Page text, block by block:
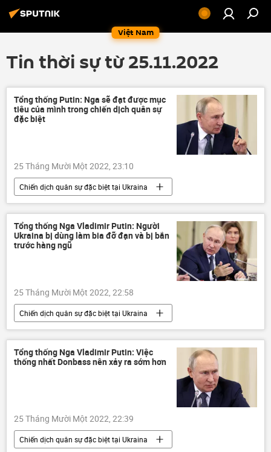
Việt Nam
Tin thời sự từ 25.11.2022
Tổng thống Putin: Nga sẽ đạt được mục
tiêu của mình trong chiến dịch quân sự
đặc biệt
25 Tháng Mười Một 2022, 23:10
Chiến dịch quân sự đặc biệt tại Ukraina
Cuộc khủng hoảng ở Ukraina
Ukraina
Vladimir Putin
Nga Quân sự
Tổng thống Nga Vladimir Putin: Người
Ukraina bị dùng làm bia đỡ đạn và bị bắn
trước hàng ngũ
25 Tháng Mười Một 2022, 22:58
Chiến dịch quân sự đặc biệt tại Ukraina
Vladimir Putin
Nga
Ukraina
Cuộc khủng hoảng ở Ukraina
Quân sự
Tổng thống Nga Vladimir Putin: Việc
thống nhất Donbass nên xảy ra sớm hơn
25 Tháng Mười Một 2022, 22:39
Chiến dịch quân sự đặc biệt tại Ukraina